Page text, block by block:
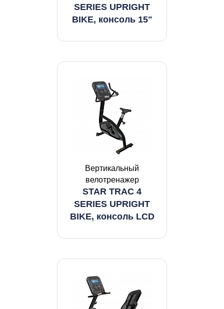
SERIES UPRIGHT
BIKE, консоль 15"
Вертикальный
велотренажер
STAR TRAC 4
SERIES UPRIGHT
BIKE, консоль LCD